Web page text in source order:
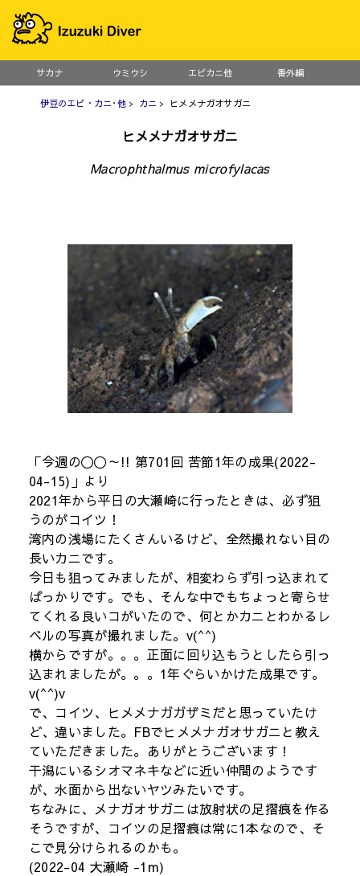
サカナ ウミウシ エビカニ他 番外編
伊豆のエビ・カニ･他> カニ > ヒメメナガオサガニ
ヒメメナガオサガニ
Macrophthalmus microfylacas
「今週の〇〇～!! 第701回 苦節1年の成果(2022-
04-15)」より
2021年から平日の大瀬崎に行ったときは、必ず狙
うのがコイツ！
湾内の浅場にたくさんいるけど、全然撮れない目の
長いカニです。
今日も狙ってみましたが、相変わらず引っ込まれて
ばっかりです。でも、そんな中でもちょっと寄らせ
てくれる良いコがいたので、何とかカニとわかるレ
ベルの写真が撮れました。v(^^)
横からですが。。。正面に回り込もうとしたら引っ
込まれましたが。。。1年ぐらいかけた成果です。
v(^^)v
で、コイツ、ヒメメナガガザミだと思っていたけ
ど、違いました。FBでヒメメナガオサガニと教え
ていただきました。ありがとうございます！
干潟にいるシオマネキなどに近い仲間のようです
が、水面から出ないヤツみたいです。
ちなみに、メナガオサガニは放射状の足摺痕を作る
そうですが、コイツの足摺痕は常に1本なので、そ
こで見分けられるのかも。
(2022-04 大瀬崎 -1m)